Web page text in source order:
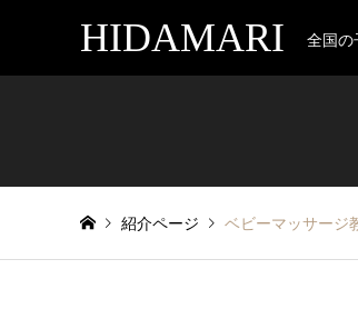
HIDAMARI 全国の
紹介ページ ベビーマッサー